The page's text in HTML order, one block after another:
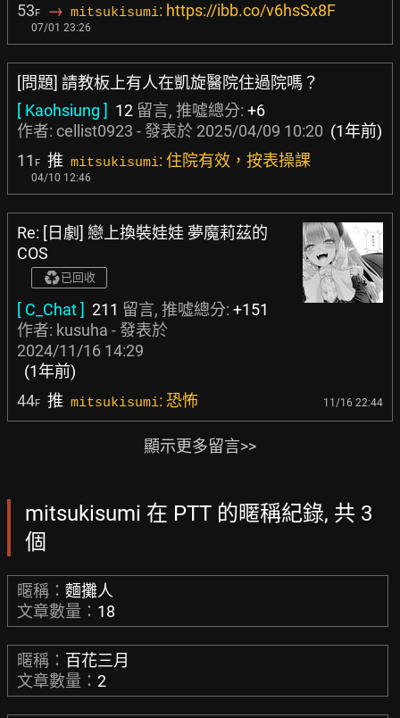
53F → mitsukisumi: https://ibb.co/v6hsSx8F
07/01 23:26
[問題] 請教板上有人在凱旋醫院住過院嗎？
[ Kaohsiung ] 12 留言, 推噓總分: +6
作者: cellist0923 - 發表於 2025/04/09 10:20 (1年前)
11 F 推 mitsukisumi: 住院有效，按表操課
04/10 12:46
Re: [日劇] 戀上換裝娃娃 夢魔莉茲的
COS
已回收
[ C_Chat ] 211 留言, 推噓總分: +151
作者: kusuha - 發表於
2024/11/16 14:29
(1年前)
44F 推 mitsukisumi: 恐怖 11/16 22:44
顯示更多留言>>
mitsukisumi 在 PTT 的暱稱紀錄, 共 3
個
暱稱： 麵攤人
文章數量： 18
暱稱： 百花三月
文章數量： 2